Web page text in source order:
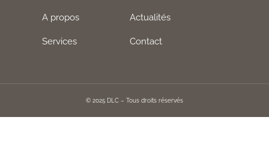
A propos
Services
Actualités
Contact
© 2025 DLC – Tous droits réservés